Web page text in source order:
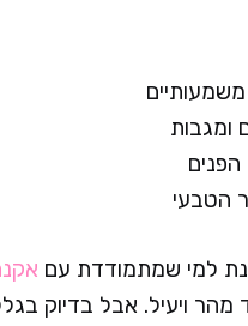
משמעותיים
ומגבות
הפנים
הטבעי
למי שמתמודדת עם
מהר ויעיל. אבל בדיוק